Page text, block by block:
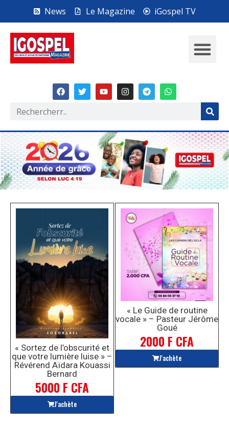
News Le Magazine iGospel TV
« Sortez de l’obscurité et
que votre lumière luise » –
Révérend Aïdara Kouassi
Bernard
5000 F CFA
J'achète
« Le Guide de routine
vocale » – Pasteur Jérôme
Goué
2000 F CFA
J'achète